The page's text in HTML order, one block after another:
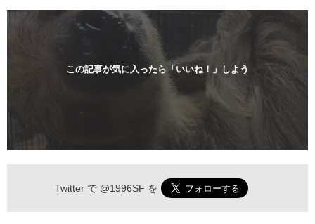
この記事が気に入ったら「いいね！」しよう
Twitter で @1996SF を